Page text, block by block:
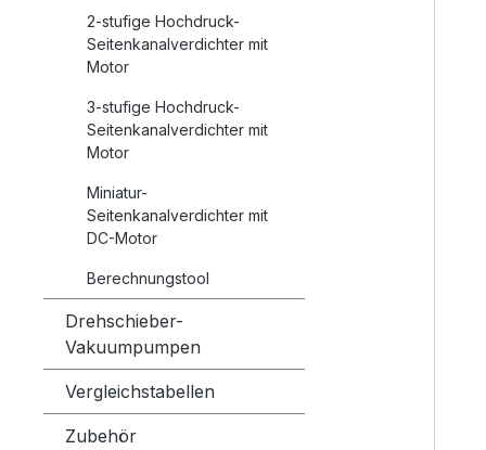
2-stufige Hochdruck-
Seitenkanalverdichter mit
Motor
3-stufige Hochdruck-
Seitenkanalverdichter mit
Motor
Miniatur-
Seitenkanalverdichter mit
DC-Motor
Berechnungstool
Drehschieber-
Vakuumpumpen
Vergleichstabellen
Zubehör